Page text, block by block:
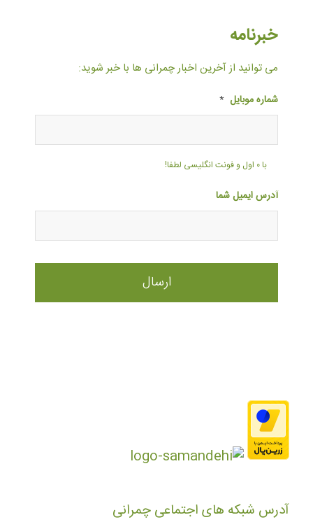
خبرنامه
می توانید از آخرین اخبار چمرانی ها با خبر شوید:
شماره موبایل *
با ۰ اول و فونت انگلیسی لطفا!
آدرس ایمیل شما
آدرس شبکه های اجتماعی چمرانی